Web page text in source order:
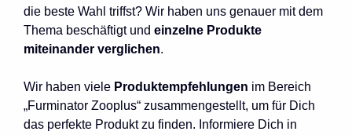
die beste Wahl triffst? Wir haben uns genauer mit dem
Thema beschäftigt und einzelne Produkte
miteinander verglichen.
Wir haben viele Produktempfehlungen im Bereich
„Furminator Zooplus“ zusammengestellt, um für Dich
das perfekte Produkt zu finden. Informiere Dich in